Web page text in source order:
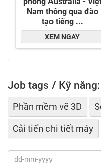
Job tags / Kỹ năng:
Phần mềm vẽ 3D
Cải tiến chi tiết máy